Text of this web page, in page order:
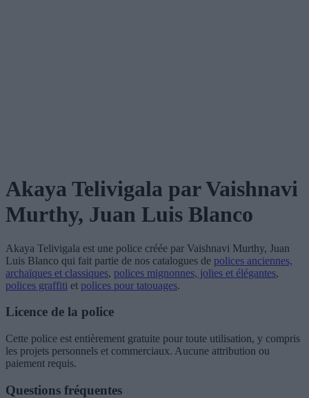
Akaya Telivigala par Vaishnavi
Murthy, Juan Luis Blanco
Akaya Telivigala est une police créée par Vaishnavi Murthy, Juan
Luis Blanco qui fait partie de nos catalogues de polices anciennes,
archaïques et classiques, polices mignonnes, jolies et élégantes,
polices graffiti et polices pour tatouages.
Licence de la police
Cette police est entièrement gratuite pour toute utilisation, y compris
les projets personnels et commerciaux. Aucune attribution ou
paiement requis.
Questions fréquentes